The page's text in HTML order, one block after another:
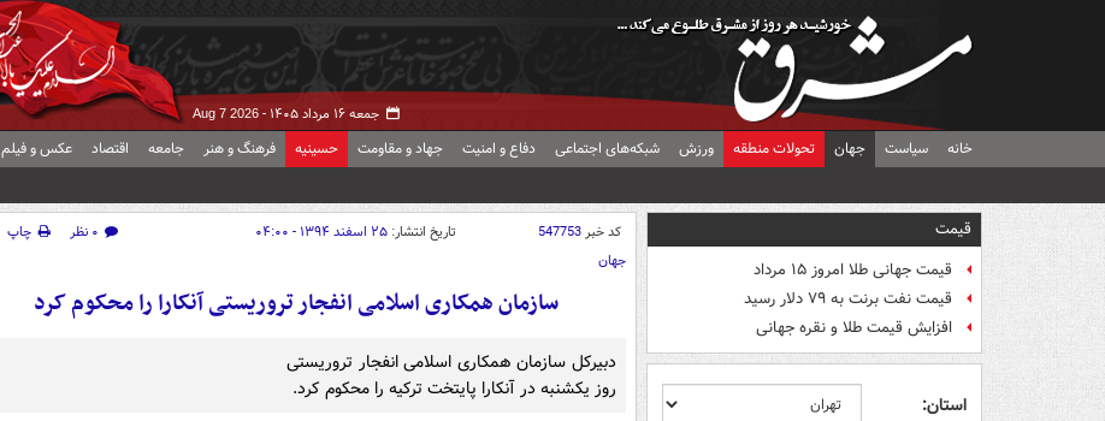
جمعه ۱۶ مرداد ۱۴۰۵ - Aug 7 2026
خانه سیاست جهان تحولات منطقه ورزش شبکه‌های اجتماعی دفاع و امنیت جهاد و مقاومت حسینیه فرهنگ و هنر جامعه اقتصاد عکس و فیلم
قیمت
قیمت جهانی طلا امروز ۱۵ مرداد
قیمت نفت برنت به ۷۹ دلار رسید
افزایش قیمت طلا و نقره جهانی
استان:
کد خبر547753 تاریخ انتشار: ۲۵ اسفند ۱۳۹۴ - ۰۴:۰۰ ۰ نظر
چاپ
جهان
سازمان همکاری اسلامی انفجار تروریستی آنکارا را محکوم کرد
دبیرکل سازمان همکاری اسلامی انفجار تروریستی
روز یکشنبه در آنکارا پایتخت ترکیه را محکوم کرد.